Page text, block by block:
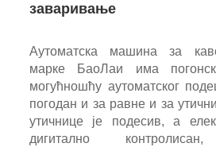
заваривање
Аутоматска машина за
марке БаоЛаи има
могућношћу аутоматског
погодан и за равне и за
утичнице је подесив, а
дигитално контролисан,